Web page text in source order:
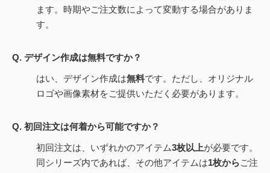
ます。時期やご注文数によって変動する場合がありま
す。
Q. デザイン作成は無料ですか？
はい、デザイン作成は無料です。ただし、オリジナル
ロゴや画像素材をご提供いただく必要があります。
Q. 初回注文は何着から可能ですか？
初回注文は、いずれかのアイテム3枚以上が必要です。
同シリーズ内であれば、その他アイテムは1枚からご注